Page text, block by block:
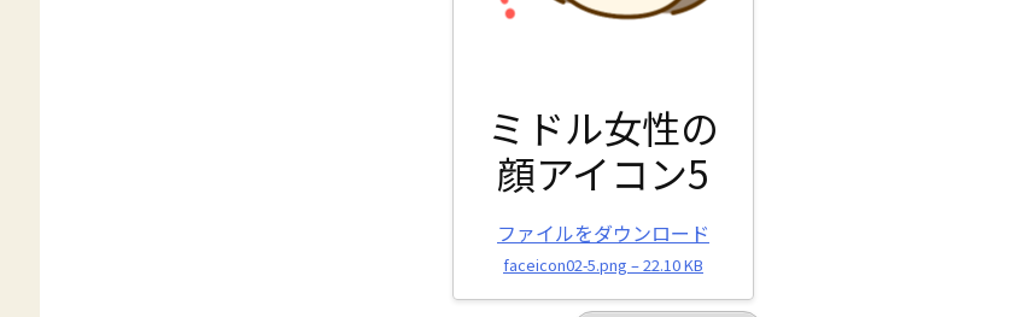
ミドル女性の
顔アイコン5
ファイルをダウンロード
faceicon02-5.png – 22.10 KB